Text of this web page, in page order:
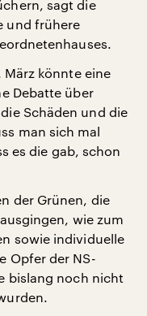
sagt die
und frühere
könnte eine
Debatte über
Schäden und die
man sich mal
es die gab, schon
der Grünen, die
wie zum
sowie individuelle
Opfer der NS-
bislang noch nicht